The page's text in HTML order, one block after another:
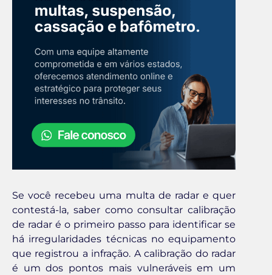
Se você recebeu uma multa de radar e quer
contestá-la, saber como consultar calibração
de radar é o primeiro passo para identificar se
há irregularidades técnicas no equipamento
que registrou a infração. A calibração do radar
é um dos pontos mais vulneráveis em um